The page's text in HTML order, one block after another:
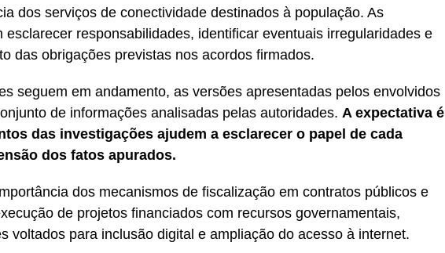
dos serviços de conectividade destinados à população. As
esclarecer responsabilidades, identificar eventuais irregularidades e
das obrigações previstas nos acordos firmados.
seguem em andamento, as versões apresentadas pelos envolvidos
de informações analisadas pelas autoridades. A expectativa é
das investigações ajudem a esclarecer o papel de cada
dos fatos apurados.
dos mecanismos de fiscalização em contratos públicos e
de projetos financiados com recursos governamentais,
voltados para inclusão digital e ampliação do acesso à internet.